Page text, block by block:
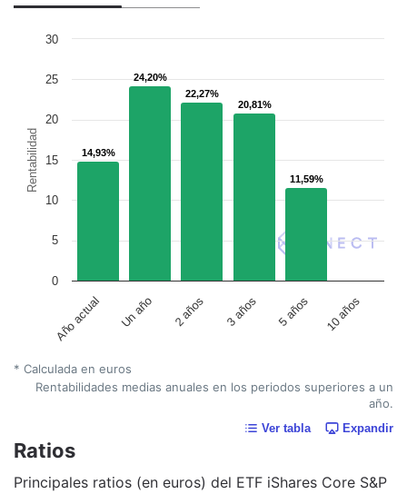
Rentabilidad 14,93%
14,93%
24,20%
24,20%
22,27%
22,27%
20,81%
20,81%
11,59%
11,59%
Año actual Un año 2 años 3 años 5 años 10 años
0
5
10
15
20
25
30
* Calculada en euros
Rentabilidades medias anuales en los periodos superiores a un
año.
Ver tabla Expandir
Ratios
Principales ratios (en euros) del ETF iShares Core S&P